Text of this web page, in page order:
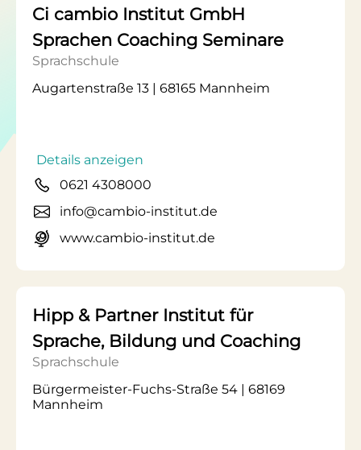
Ci cambio Institut GmbH
Sprachen Coaching Seminare
Sprachschule
Augartenstraße 13 | 68165 Mannheim
Details anzeigen
0621 4308000
info@cambio-institut.de
www.cambio-institut.de
Hipp & Partner Institut für
Sprache, Bildung und Coaching
Sprachschule
Bürgermeister-Fuchs-Straße 54 | 68169
Mannheim